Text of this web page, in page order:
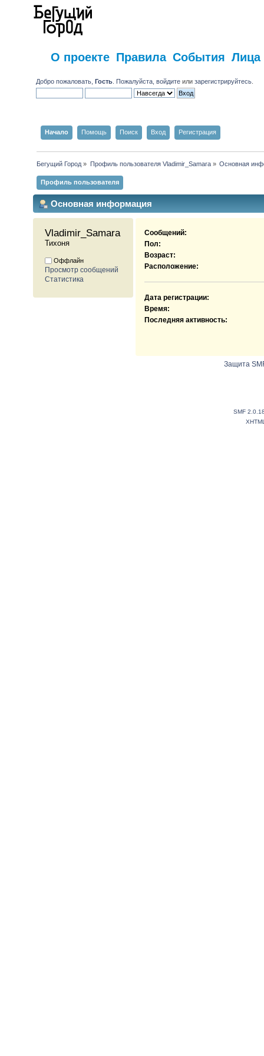
О проекте Правила События Лица
Добро пожаловать,Гость . Пожалуйста,войдите илизарегистрируйтесь
Начало Помощь Поиск Вход Регистрация
Бегущий Город » Профиль пользователя Vladimir_Samara» Основная
Профиль пользователя
Основная информация
Vladimir_Samara
Тихоня
Оффлайн
Просмотр сообщений
Статистика
Сообщений:
Пол:
Возраст:
Расположение:
Дата регистрации:
Время:
Последняя активность:
Защита
SMF